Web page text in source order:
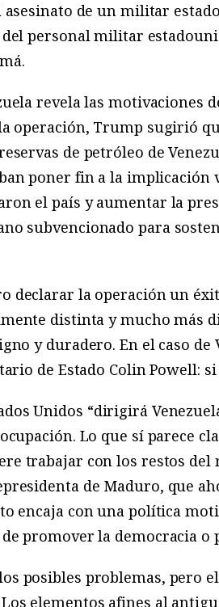
de un militar
personal militar
revela las motivaciones
operación, Trump sugirió
de petróleo de
poner fin a la implicación
el país y aumentar la
subvencionado para
declarar la operación un
distinta y mucho más
y duradero. En el caso de
de Estado Colin Powell:
Unidos “dirigirá
Lo que sí parece
trabajar con los restos del
de Maduro, que
encaja con una política
promover la democracia
posibles problemas, pero
elementos afines al